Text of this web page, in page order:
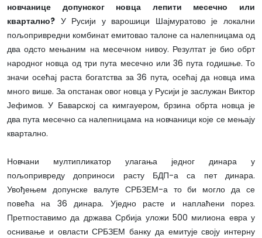
новчанице допунског новца лепити месечно или
квартално? У Русији у варошици Шајмуратово је локални
пољопривредни комбинат емитовао талоне са налепницама од
два одсто мењаним на месечном нивоу. Резултат је био обрт
народног новца од три пута месечно или 36 пута годишње. То
значи осећај раста богатства за 36 пута, осећај да новца има
много више. За опстанак овог новца у Русији је заслужан Виктор
Јефимов. У Баварској са кимгауером, брзина обрта новца је
два пута месечно са налепницама на новчаници које се мењају
квартално.
Новчани мултипликатор улагања једног динара у
пољопривреду доприноси расту БДП-а са пет динара.
Увођењем допунске валуте СРБЗЕМ-а то би могло да се
повећа на 36 динара. Уједно расте и наплаћени порез.
Претпоставимо да држава Србија уложи 500 милиона евра у
оснивање и овласти СРБЗЕМ банку да емитује своју интерну